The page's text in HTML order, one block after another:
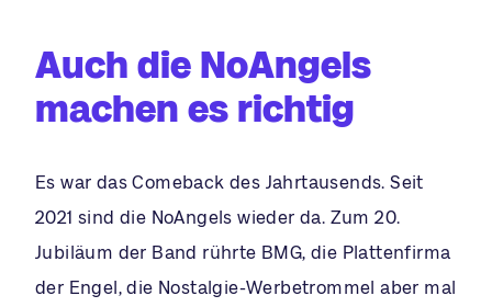
Auch die NoAngels
machen es richtig
Es war das Comeback des Jahrtausends. Seit
2021 sind die NoAngels wieder da. Zum 20.
Jubiläum der Band rührte BMG, die Plattenfirma
der Engel, die Nostalgie-Werbetrommel aber mal